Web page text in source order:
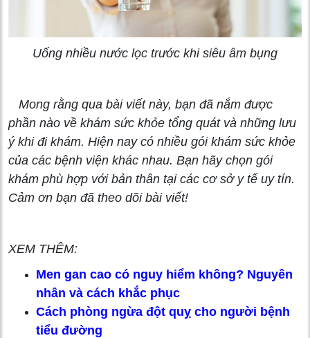
Uống nhiều nước lọc trước khi siêu âm bụng
Mong rằng qua bài viết này, bạn đã nắm được
phần nào về khám sức khỏe tổng quát và những lưu
ý khi đi khám. Hiện nay có nhiều gói khám sức khỏe
của các bệnh viện khác nhau. Bạn hãy chọn gói
khám phù hợp với bản thân tại các cơ sở y tế uy tín.
Cảm ơn bạn đã theo dõi bài viết!
XEM THÊM:
Men gan cao có nguy hiểm không? Nguyên
nhân và cách khắc phục
Cách phòng ngừa đột quỵ cho người bệnh
tiểu đường